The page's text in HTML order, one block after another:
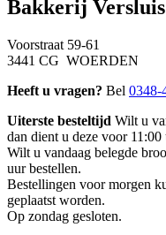
Bakkerij Versluis
Voorstraat 59-61
3441 CG WOERDEN
Heeft u vragen? Bel 0348-
Uiterste besteltijd Wilt u
dan dient u deze voor 11:00
Wilt u vandaag belegde
uur bestellen.
Bestellingen voor morgen
geplaatst worden.
Op zondag gesloten.